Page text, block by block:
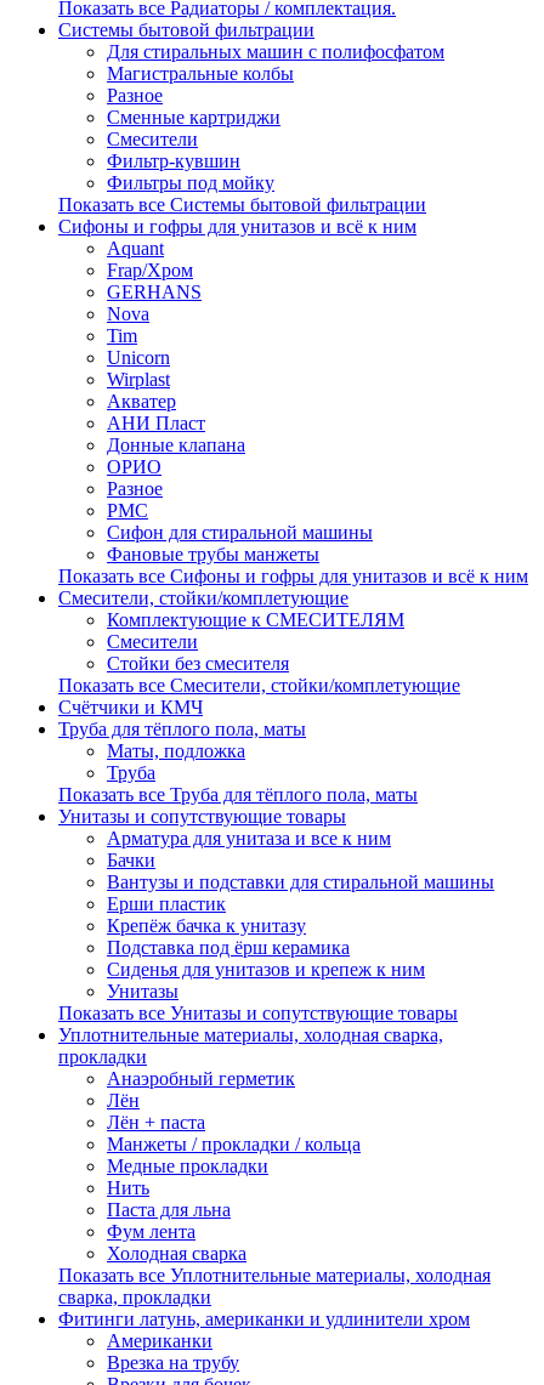
Показать все Радиаторы / комплектация.
Системы бытовой фильтрации
Для стиральных машин с полифосфатом
Магистральные колбы
Разное
Сменные картриджи
Смесители
Фильтр-кувшин
Фильтры под мойку
Показать все Системы бытовой фильтрации
Сифоны и гофры для унитазов и всё к ним
Aquant
Frap/Хром
GERHANS
Nova
Tim
Unicorn
Wirplast
Акватер
АНИ Пласт
Донные клапана
ОРИО
Разное
РМС
Сифон для стиральной машины
Фановые трубы манжеты
Показать все Сифоны и гофры для унитазов и всё к ним
Смесители, стойки/комплетующие
Комплектующие к СМЕСИТЕЛЯМ
Смесители
Стойки без смесителя
Показать все Смесители, стойки/комплетующие
Счётчики и КМЧ
Труба для тёплого пола, маты
Маты, подложка
Труба
Показать все Труба для тёплого пола, маты
Унитазы и сопутствующие товары
Арматура для унитаза и все к ним
Бачки
Вантузы и подставки для стиральной машины
Ерши пластик
Крепёж бачка к унитазу
Подставка под ёрш керамика
Сиденья для унитазов и крепеж к ним
Унитазы
Показать все Унитазы и сопутствующие товары
Уплотнительные материалы, холодная сварка,
прокладки
Анаэробный герметик
Лён
Лён + паста
Манжеты / прокладки / кольца
Медные прокладки
Нить
Паста для льна
Фум лента
Холодная сварка
Показать все Уплотнительные материалы, холодная
сварка, прокладки
Фитинги латунь, американки и удлинители хром
Американки
Врезка на трубу